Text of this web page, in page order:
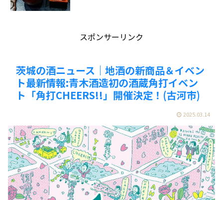
スポンサーリンク
茨城の酒ニュース｜地酒の新商品＆イベン
ト最新情報:青木酒造初の酒蔵角打イベン
ト「角打CHEERS!!」開催決定！(古河市)
2025.03.14